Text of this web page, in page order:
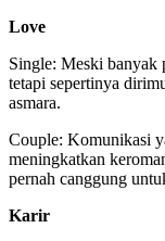
Love
Single: Meski banyak
tetapi sepertinya
asmara.
Couple: Komunikasi
meningkatkan
pernah canggung
Karir